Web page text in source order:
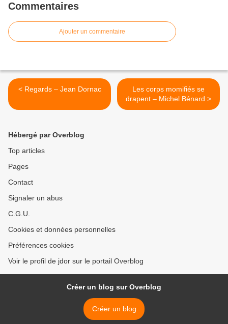
Commentaires
Ajouter un commentaire
< Regards – Jean Dornac
Les corps momifiés se
drapent – Michel Bénard >
Hébergé par Overblog
Top articles
Pages
Contact
Signaler un abus
C.G.U.
Cookies et données personnelles
Préférences cookies
Voir le profil de jdor sur le portail Overblog
Créer un blog sur Overblog
Créer un blog